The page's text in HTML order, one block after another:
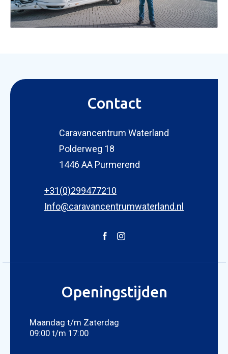
Contact
Caravancentrum Waterland
Polderweg 18
1446 AA Purmerend
+31(0)299477210
Info@caravancentrumwaterland.nl
Openingstijden
Maandag t/m Zaterdag
09:00 t/m 17:00